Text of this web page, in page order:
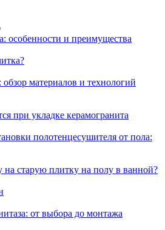
особенности и преимущества
материалов и технологий
при укладке керамогранита
полотенцесушителя от пола:
старую плитку на полу в ванной?
от выбора до монтажа